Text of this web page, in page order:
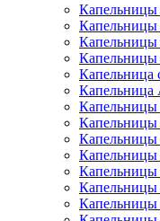
Капельницы
Капельницы
Капельницы
Капельницы
Капельница
Капельница
Капельницы
Капельницы
Капельницы
Капельницы
Капельницы